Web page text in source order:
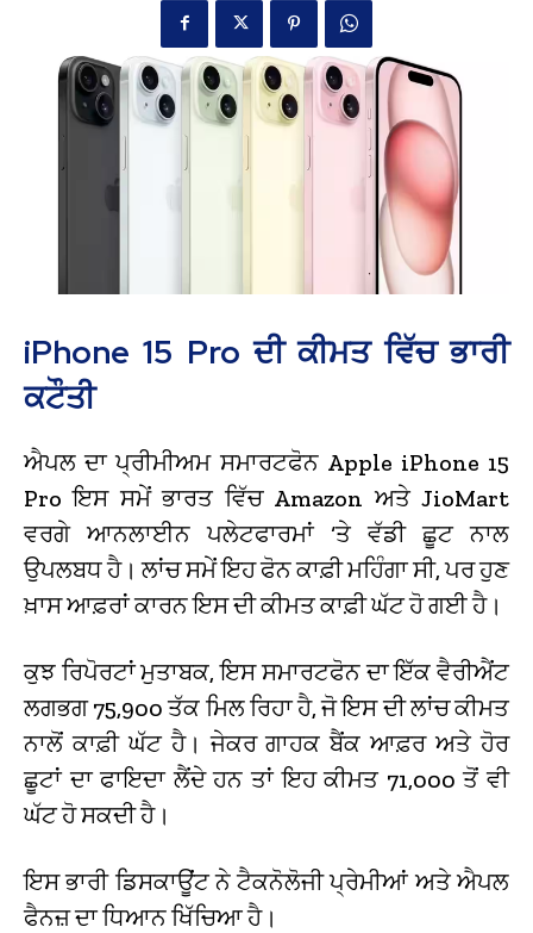
iPhone 15 Pro ਦੀ ਕੀਮਤ ਵਿੱਚ ਭਾਰੀ
ਕਟੌਤੀ
ਐਪਲ ਦਾ ਪ੍ਰੀਮੀਅਮ ਸਮਾਰਟਫੋਨ Apple iPhone 15
Pro ਇਸ ਸਮੇਂ ਭਾਰਤ ਵਿੱਚ Amazon ਅਤੇ JioMart
ਵਰਗੇ ਆਨਲਾਈਨ ਪਲੇਟਫਾਰਮਾਂ ‘ਤੇ ਵੱਡੀ ਛੂਟ ਨਾਲ
ਉਪਲਬਧ ਹੈ। ਲਾਂਚ ਸਮੇਂ ਇਹ ਫੋਨ ਕਾਫ਼ੀ ਮਹਿੰਗਾ ਸੀ, ਪਰ ਹੁਣ
ਖ਼ਾਸ ਆਫ਼ਰਾਂ ਕਾਰਨ ਇਸ ਦੀ ਕੀਮਤ ਕਾਫ਼ੀ ਘੱਟ ਹੋ ਗਈ ਹੈ।
ਕੁਝ ਰਿਪੋਰਟਾਂ ਮੁਤਾਬਕ, ਇਸ ਸਮਾਰਟਫੋਨ ਦਾ ਇੱਕ ਵੈਰੀਐਂਟ
ਲਗਭਗ ₹75,900 ਤੱਕ ਮਿਲ ਰਿਹਾ ਹੈ, ਜੋ ਇਸ ਦੀ ਲਾਂਚ ਕੀਮਤ
ਨਾਲੋਂ ਕਾਫ਼ੀ ਘੱਟ ਹੈ। ਜੇਕਰ ਗਾਹਕ ਬੈਂਕ ਆਫ਼ਰ ਅਤੇ ਹੋਰ
ਛੂਟਾਂ ਦਾ ਫਾਇਦਾ ਲੈਂਦੇ ਹਨ ਤਾਂ ਇਹ ਕੀਮਤ ₹71,000 ਤੋਂ ਵੀ
ਘੱਟ ਹੋ ਸਕਦੀ ਹੈ।
ਇਸ ਭਾਰੀ ਡਿਸਕਾਊਂਟ ਨੇ ਟੈਕਨੋਲੋਜੀ ਪ੍ਰੇਮੀਆਂ ਅਤੇ ਐਪਲ
ਫੈਨਜ਼ ਦਾ ਧਿਆਨ ਖਿੱਚਿਆ ਹੈ।